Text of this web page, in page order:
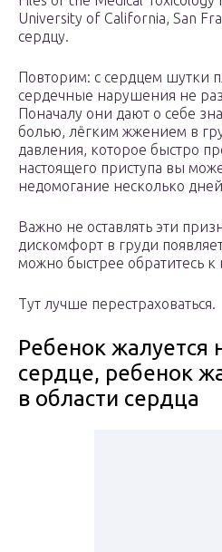
University of California, San
сердцу.
Повторим: с сердцем шутки
сердечные нарушения не
Поначалу они дают о себе
болью, лёгким жжением в
давления, которое быстро
настоящего приступа вы
недомогание несколько
Важно не оставлять эти
дискомфорт в груди
можно быстрее обратитесь к
Тут лучше перестраховаться.
Ребенок жалуется
сердце, ребенок
в области сердца